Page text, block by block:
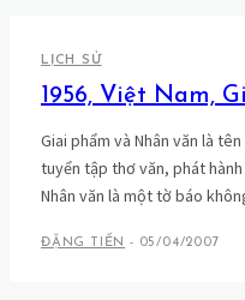
LỊCH SỬ
1956, Việt Nam,
Giai phẩm và Nhân văn là
tuyển tập thơ văn, phát
Nhân văn là một tờ báo
ĐẶNG TIẾN - 05/04/2007